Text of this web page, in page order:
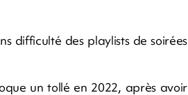
difficulté des playlists de soirées
un tollé en 2022, après avoir